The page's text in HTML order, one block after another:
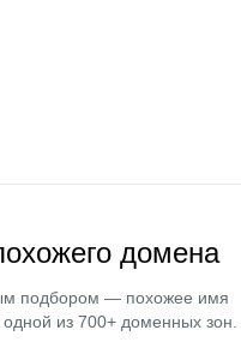
домена
подбором — похожее имя
из 700+ доменных зон.